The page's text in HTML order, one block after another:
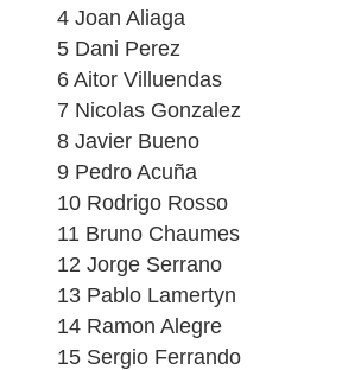
4 Joan Aliaga
5 Dani Perez
6 Aitor Villuendas
7 Nicolas Gonzalez
8 Javier Bueno
9 Pedro Acuña
10 Rodrigo Rosso
11 Bruno Chaumes
12 Jorge Serrano
13 Pablo Lamertyn
14 Ramon Alegre
15 Sergio Ferrando